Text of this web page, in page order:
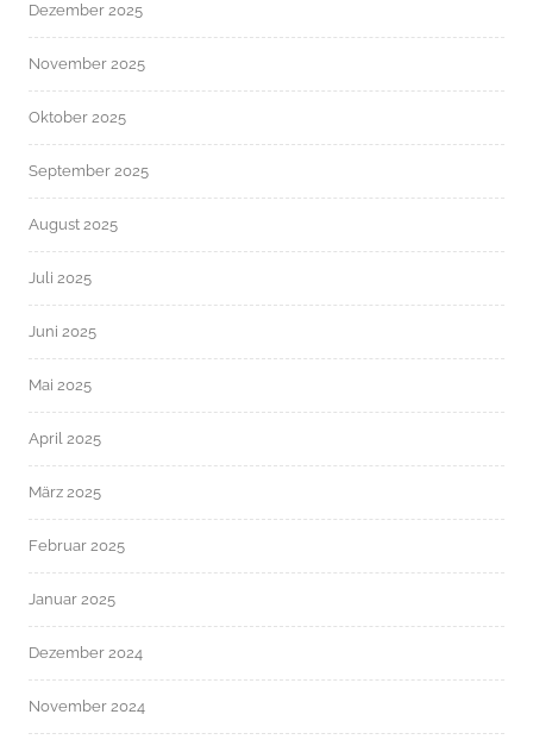
Dezember 2025
November 2025
Oktober 2025
September 2025
August 2025
Juli 2025
Juni 2025
Mai 2025
April 2025
März 2025
Februar 2025
Januar 2025
Dezember 2024
November 2024